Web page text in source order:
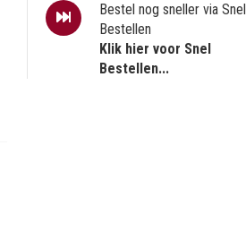
Bestel nog sneller via Snel
Bestellen
Klik hier voor Snel
Bestellen...